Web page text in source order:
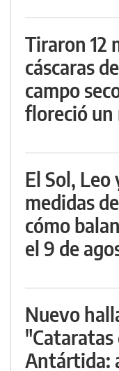
Tiraron 12
cáscaras
campo
floreció un
El Sol,
medidas
cómo
el 9 de
Nuevo
"Cataratas
Antártida: